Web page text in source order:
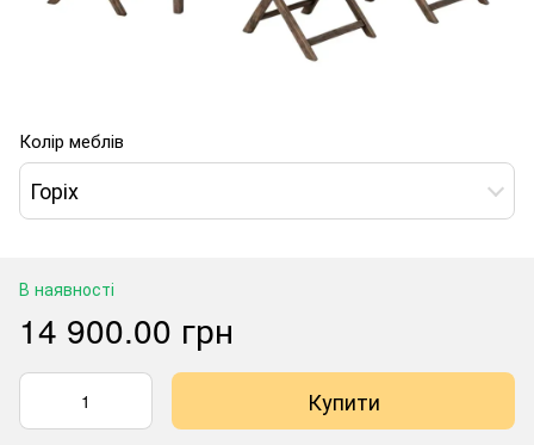
Колір меблів
Горіх
В наявності
14 900.00 грн
Купити